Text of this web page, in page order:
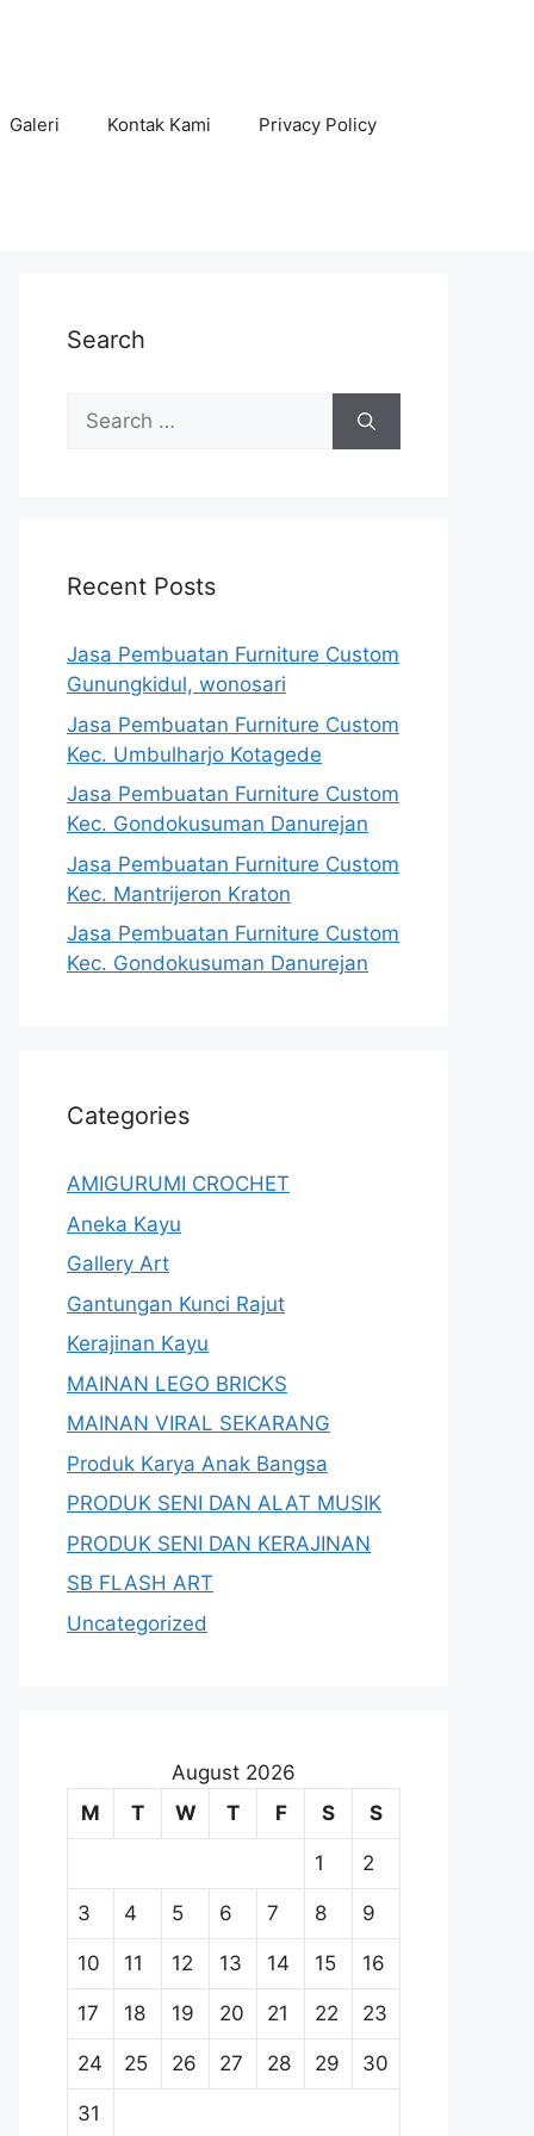
Galeri Kontak Kami Privacy Policy
Search
Search
for:
Recent Posts
Jasa Pembuatan Furniture Custom
Gunungkidul, wonosari
Jasa Pembuatan Furniture Custom
Kec. Umbulharjo Kotagede
Jasa Pembuatan Furniture Custom
Kec. Gondokusuman Danurejan
Jasa Pembuatan Furniture Custom
Kec. Mantrijeron Kraton
Jasa Pembuatan Furniture Custom
Kec. Gondokusuman Danurejan
Categories
AMIGURUMI CROCHET
Aneka Kayu
Gallery Art
Gantungan Kunci Rajut
Kerajinan Kayu
MAINAN LEGO BRICKS
MAINAN VIRAL SEKARANG
Produk Karya Anak Bangsa
PRODUK SENI DAN ALAT MUSIK
PRODUK SENI DAN KERAJINAN
SB FLASH ART
Uncategorized
August 2026
M
T W T F S S
1 2
3 4 5 6 7 8 9
10 11 12 13 14 15 16
17 18 19 20 21 22 23
24 25 26 27 28 29 30
31